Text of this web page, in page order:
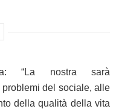
“La nostra sarà
problemi del sociale, alle
della qualità della vita